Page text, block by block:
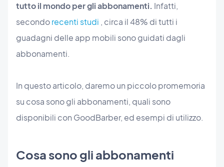
tutto il mondo per gli abbonamenti. Infatti,
secondorecenti studi , circa il 48% di tutti i
guadagni delle app mobili sono guidati dagli
abbonamenti.
In questo articolo, daremo un piccolo promemoria
su cosa sono gli abbonamenti, quali sono
disponibili con GoodBarber, ed esempi di utilizzo.
Cosa sono gli abbonamenti